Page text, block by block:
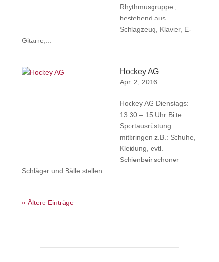
Rhythmusgruppe ,
bestehend aus
Schlagzeug, Klavier, E-
Gitarre,...
Hockey AG
Apr. 2, 2016
Hockey AG Dienstags:
13:30 – 15 Uhr Bitte
Sportausrüstung
mitbringen z.B.: Schuhe,
Kleidung, evtl.
Schienbeinschoner
Schläger und Bälle stellen...
« Ältere Einträge